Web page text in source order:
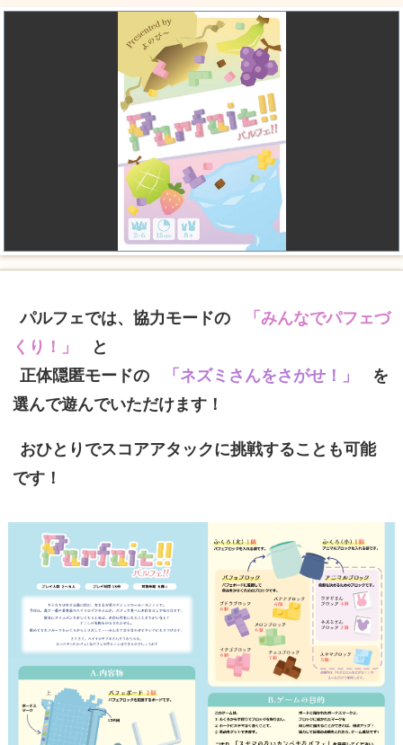
パルフェでは、協力モードの
「みんなでパフェづ
くり！」
と
正体隠匿モードの
「ネズミさんをさがせ！」
を
選んで遊んでいただけます！
おひとりでスコアアタックに挑戦することも可能
です！